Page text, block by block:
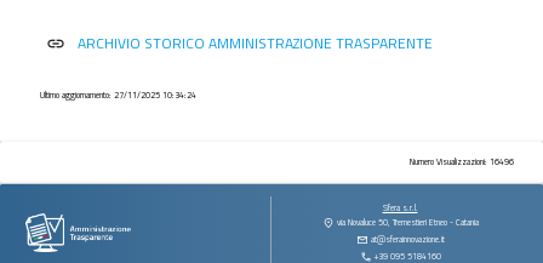
contributi
vantaggi
immobili
e
link ARCHIVIO STORICO AMMINISTRAZIONE TRASPARENTE
Ultimo aggiornamento: 27/11/2025 10:34:24
Numero Visualizzazioni: 16496
Sfera s.r.l.
via Novaluce 50, Tremestieri Etneo - Catania
at@sferainnovazione.it
+39 095 5184160